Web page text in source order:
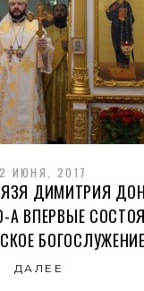
ИЮНЯ, 2017
ДИМИТРИЯ
ВПЕРВЫЕ
БОГОСЛУЖЕНИЕ
ДАЛЕЕ